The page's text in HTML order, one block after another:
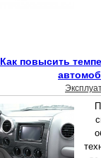
Как повысить